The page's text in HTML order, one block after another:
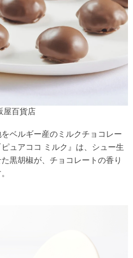
屋百貨店
ベルギー産のミルクチョコレー
ュアココ ミルク』は、シュー生
黒胡椒が、チョコレートの香り